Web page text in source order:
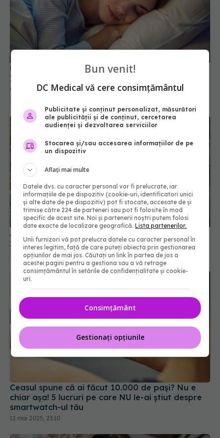
Un aliment surprinzător ajută somnul.
Îmbunătățește biomarkerii ce au impact direct
asupra somnului
14 ian 2025, 14:02
Ai fost mințit! Acest aliment pe care îl consumi
zilnic îți face mai mult rău decât zahărul
16 feb 2025, 14:00
Ceasul spune că ai făcut 10.000 de pași? Nu e
chiar așa! 5 lucruri pe care NU le-ai știut despre
smartwatch-ul tău
12 mai 2025, 23:10
Bun venit!
DC Medical vă cere consimțământul
Publicitate și conținut personalizat, măsurători
ale publicității și de conținut, cercetarea
audienței și dezvoltarea serviciilor
Stocarea și/sau accesarea informațiilor de pe
un dispozitiv
Aflați mai multe
Datele dvs. cu caracter personal vor fi prelucrate, iar
informațiile de pe dispozitiv (cookie-uri, identificatori unici
și alte date de pe dispozitiv) pot fi stocate, accesate de și
trimise către 224 de parteneri sau pot fi folosite în mod
specific de acest site. Noi și partenerii noștri putem folosi
date exacte de localizare geografică.Lista partenerilor.
Unii furnizori vă pot prelucra datele cu caracter personal în
interes legitim, față de care puteți obiecta prin gestionarea
opțiunilor de mai jos. Căutați un link în partea de jos a
acestei pagini pentru a gestiona sau a vă retrage
consimțământul în setările de confidențialitate și cookie-
uri.
Consimțământ
Gestionați opțiunile